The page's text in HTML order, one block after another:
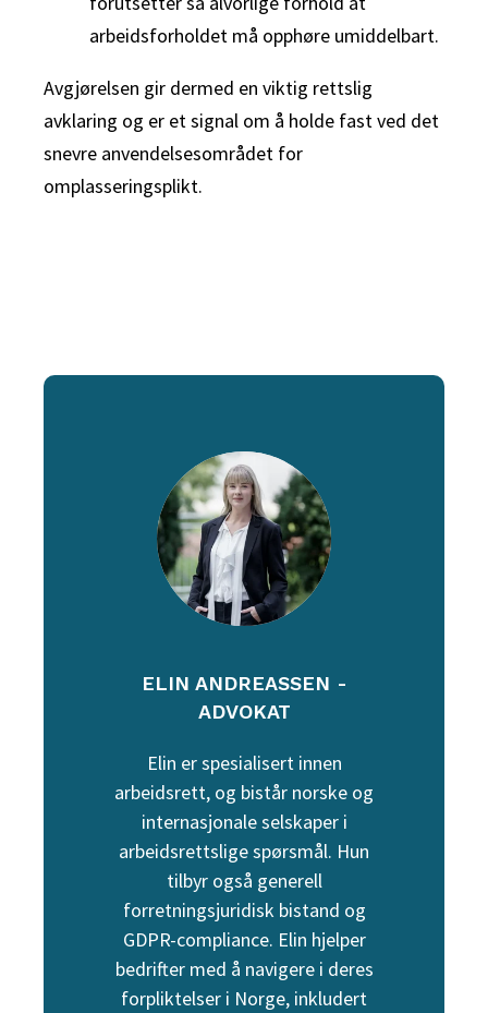
arbeidsforholdet må opphøre umiddelbart.
Avgjørelsen gir dermed en viktig rettslig
avklaring og er et signal om å holde fast ved det
snevre anvendelsesområdet for
omplasseringsplikt.
ELIN ANDREASSEN -
ADVOKAT
Elin er spesialisert innen
arbeidsrett, og bistår norske og
internasjonale selskaper i
arbeidsrettslige spørsmål. Hun
tilbyr også generell
forretningsjuridisk bistand og
GDPR-compliance. Elin hjelper
bedrifter med å navigere i deres
forpliktelser i Norge, inkludert